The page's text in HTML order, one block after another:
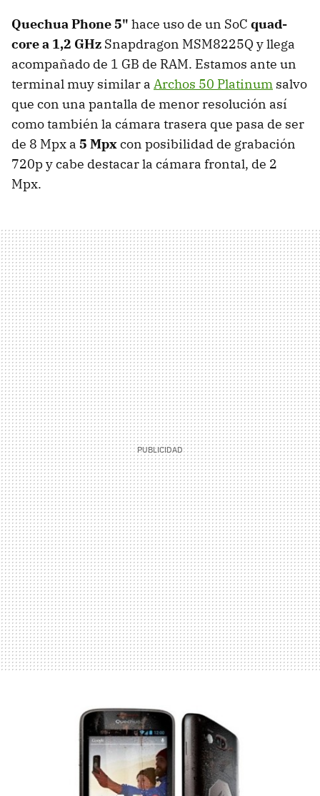
Quechua Phone 5" hace uso de un SoC quad-
core a 1,2 GHz Snapdragon MSM8225Q y llega
acompañado de 1 GB de RAM. Estamos ante un
terminal muy similar a Archos 50 Platinum salvo
que con una pantalla de menor resolución así
como también la cámara trasera que pasa de ser
de 8 Mpx a 5 Mpxcon posibilidad de grabación
720p y cabe destacar la cámara frontal, de 2
Mpx.